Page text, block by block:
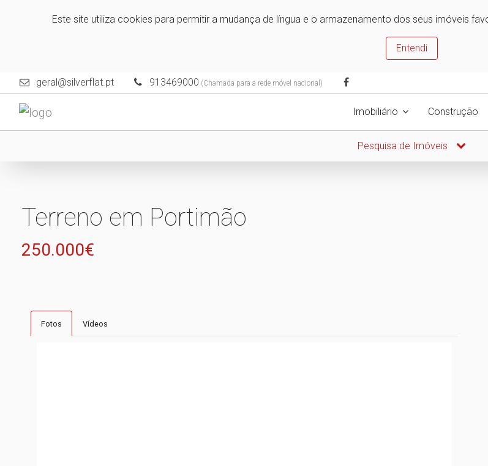
Este site utiliza cookies para permitir a mudança de língua e o armazenamento dos seus imóveis
Entendi
geral@silverflat.pt 913469000 (Chamada para a rede móvel nacional)
Imobiliário Construção
Pesquisa de Imóveis
Terreno em Portimão
250.000€
Fotos Vídeos